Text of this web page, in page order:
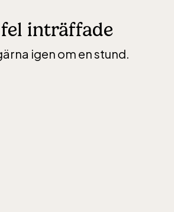
inträffade
igen om en stund.